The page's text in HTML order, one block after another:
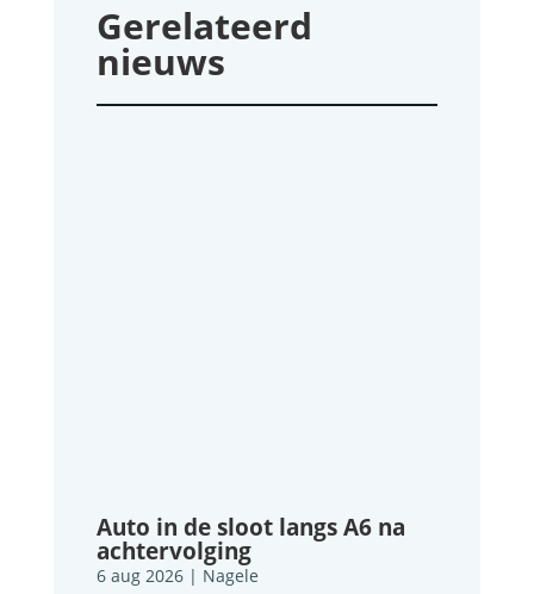
Gerelateerd
nieuws
Auto in de sloot langs A6 na
achtervolging
6 aug 2026| Nagele